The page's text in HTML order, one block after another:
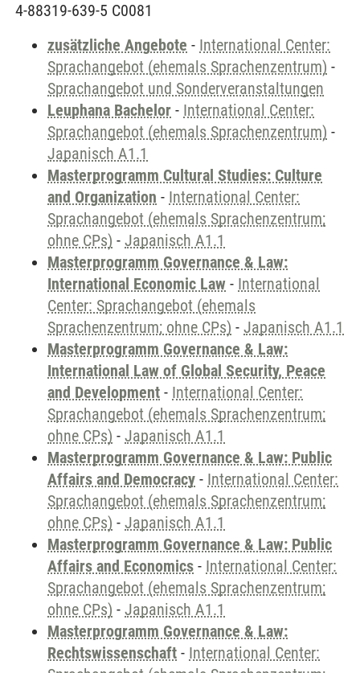
4-88319-639-5 C0081
zusätzliche Angebote - International Center:
Sprachangebot (ehemals Sprachenzentrum) -
Sprachangebot und Sonderveranstaltungen
Leuphana Bachelor - International Center:
Sprachangebot (ehemals Sprachenzentrum) -
Japanisch A1.1
Masterprogramm Cultural Studies: Culture
and Organization - International Center:
Sprachangebot (ehemals Sprachenzentrum;
ohne CPs) - Japanisch A1.1
Masterprogramm Governance & Law:
International Economic Law - International
Center: Sprachangebot (ehemals
Sprachenzentrum; ohne CPs) - Japanisch A1.1
Masterprogramm Governance & Law:
International Law of Global Security, Peace
and Development - International Center:
Sprachangebot (ehemals Sprachenzentrum;
ohne CPs) - Japanisch A1.1
Masterprogramm Governance & Law: Public
Affairs and Democracy - International Center:
Sprachangebot (ehemals Sprachenzentrum;
ohne CPs) - Japanisch A1.1
Masterprogramm Governance & Law: Public
Affairs and Economics - International Center:
Sprachangebot (ehemals Sprachenzentrum;
ohne CPs) - Japanisch A1.1
Masterprogramm Governance & Law:
Rechtswissenschaft - International Center: